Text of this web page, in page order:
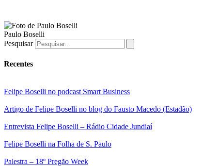
Paulo Boselli
Pesquisar
Recentes
Felipe Boselli no podcast Smart Business
Artigo de Felipe Boselli no blog do Fausto Macedo (Estadão)
Entrevista Felipe Boselli – Rádio Cidade Jundiaí
Felipe Boselli na Folha de S. Paulo
Palestra – 18º Pregão Week